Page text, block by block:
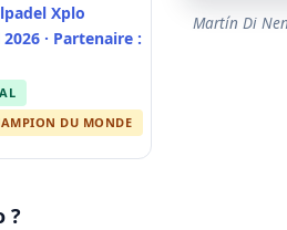
Martín Di
Xplo
· Partenaire :
DU MONDE
?